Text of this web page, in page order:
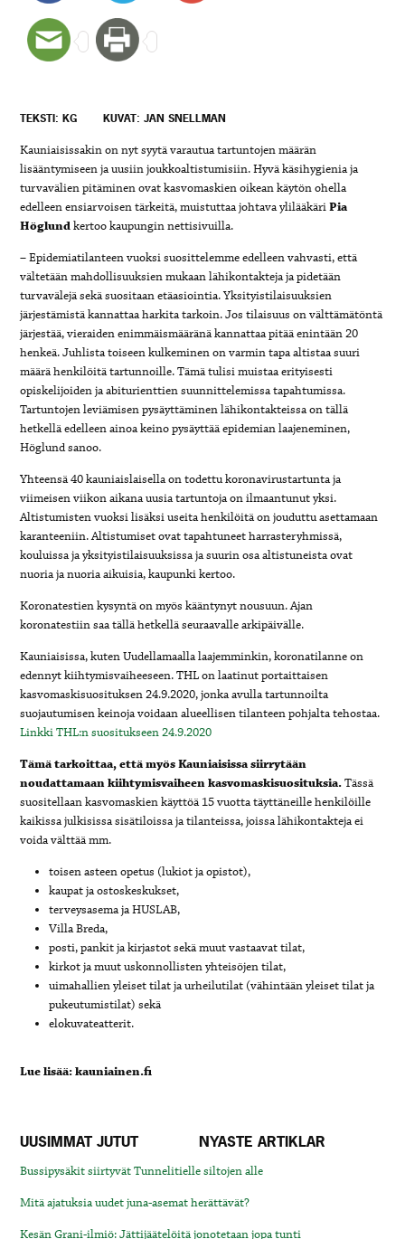
TEKSTI: KG KUVAT: JAN SNELLMAN
Kauniaisissakin on nyt syytä varautua tartuntojen määrän
lisääntymiseen ja uusiin joukkoaltistumisiin. Hyvä käsihygienia ja
turvavälien pitäminen ovat kasvomaskien oikean käytön ohella
edelleen ensiarvoisen tärkeitä, muistuttaa johtava ylilääkäriPia
Höglundkertoo kaupungin nettisivuilla.
– Epidemiatilanteen vuoksi suosittelemme edelleen vahvasti, että
vältetään mahdollisuuksien mukaan lähikontakteja ja pidetään
turvavälejä sekä suositaan etäasiointia. Yksityistilaisuuksien
järjestämistä kannattaa harkita tarkoin. Jos tilaisuus on välttämätöntä
järjestää, vieraiden enimmäismääränä kannattaa pitää enintään 20
henkeä. Juhlista toiseen kulkeminen on varmin tapa altistaa suuri
määrä henkilöitä tartunnoille. Tämä tulisi muistaa erityisesti
opiskelijoiden ja abiturienttien suunnittelemissa tapahtumissa.
Tartuntojen leviämisen pysäyttäminen lähikontakteissa on tällä
hetkellä edelleen ainoa keino pysäyttää epidemian laajeneminen,
Höglund sanoo.
Yhteensä 40 kauniaislaisella on todettu koronavirustartunta ja
viimeisen viikon aikana uusia tartuntoja on ilmaantunut yksi.
Altistumisten vuoksi lisäksi useita henkilöitä on jouduttu asettamaan
karanteeniin. Altistumiset ovat tapahtuneet harrasteryhmissä,
kouluissa ja yksityistilaisuuksissa ja suurin osa altistuneista ovat
nuoria ja nuoria aikuisia, kaupunki kertoo.
Koronatestien kysyntä on myös kääntynyt nousuun. Ajan
koronatestiin saa tällä hetkellä seuraavalle arkipäivälle.
Kauniaisissa, kuten Uudellamaalla laajemminkin, koronatilanne on
edennyt kiihtymisvaiheeseen. THL on laatinut portaittaisen
kasvomaskisuosituksen 24.9.2020, jonka avulla tartunnoilta
suojautumisen keinoja voidaan alueellisen tilanteen pohjalta tehostaa.
Linkki THL:n suositukseen 24.9.2020
Tämä tarkoittaa, että myös Kauniaisissa siirrytään
noudattamaan kiihtymisvaiheen kasvomaskisuosituksia.Tässä
suositellaan kasvomaskien käyttöä 15 vuotta täyttäneille henkilöille
kaikissa julkisissa sisätiloissa ja tilanteissa, joissa lähikontakteja ei
voida välttää mm.
toisen asteen opetus (lukiot ja opistot),
kaupat ja ostoskeskukset,
terveysasema ja HUSLAB,
Villa Breda,
posti, pankit ja kirjastot sekä muut vastaavat tilat,
kirkot ja muut uskonnollisten yhteisöjen tilat,
uimahallien yleiset tilat ja urheilutilat (vähintään yleiset tilat ja
pukeutumistilat) sekä
elokuvateatterit.
Lue lisää: kauniainen.fi
UUSIMMAT JUTUT NYASTE ARTIKLAR
Bussipysäkit siirtyvät Tunnelitielle siltojen alle
Mitä ajatuksia uudet juna-asemat herättävät?
Kesän Grani-ilmiö: Jättijäätelöitä jonotetaan jopa tunti